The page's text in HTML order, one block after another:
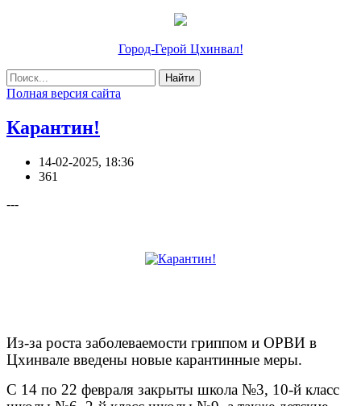
Город-Герой Цхинвал!
Найти
Полная версия сайта
Карантин!
14-02-2025, 18:36
361
---
Из-за роста заболеваемости гриппом и ОРВИ в
Цхинвале введены новые карантинные меры.
С 14 по 22 февраля закрыты школа №3, 10-й класс